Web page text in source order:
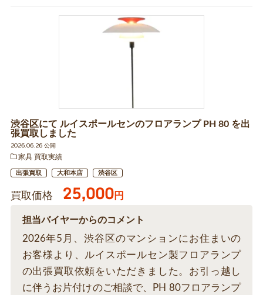
渋谷区にて ルイスポールセンのフロアランプ PH 80 を出
張買取しました
2026.06.26 公開
家具 買取実績
出張買取 大和本店 渋谷区
買取価格 25,000円
担当バイヤーからのコメント
2026年5月、渋谷区のマンションにお住まいの
お客様より、ルイスポールセン製フロアランプ
の出張買取依頼をいただきました。お引っ越し
に伴うお片付けのご相談で、PH 80フロアランプ